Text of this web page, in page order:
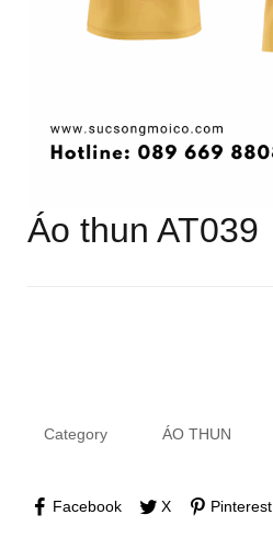
Áo thun AT039
Category ÁO THUN
Facebook X Pinterest